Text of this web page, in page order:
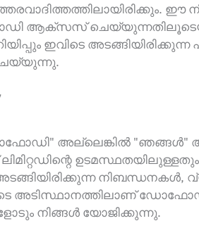
ആക്‌സസ്
ഇവിടെ
അല്ലെങ്കിൽ "ഞങ്ങൾ"
ഉടമസ്ഥതയിലുള്ളതും
അടിസ്ഥാനത്തിലാണ്
നിങ്ങൾ യോജിക്കുന്നു.